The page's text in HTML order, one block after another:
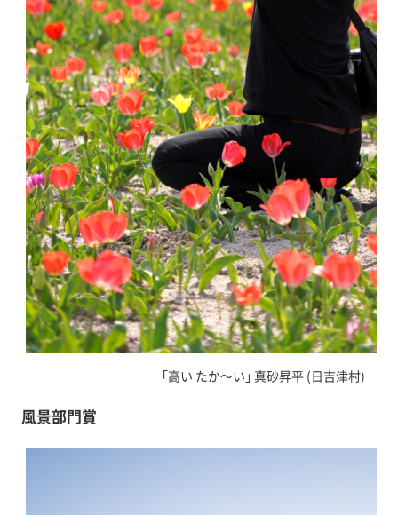
｢高い たか～い｣ 真砂昇平 (日吉津村)
風景部門賞